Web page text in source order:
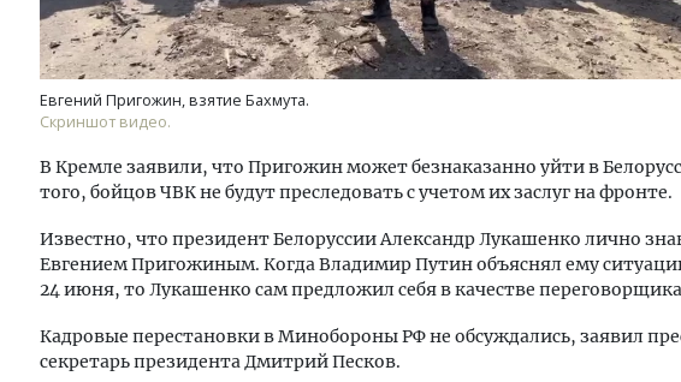
Евгений Пригожин, взятие Бахмута.
Скриншот видео.
В Кремле заявили, что Пригожин может безнаказанно уйти в
того, бойцов ЧВК не будут преследовать с учетом их заслуг на фронте.
Известно, что президент Белоруссии Александр Лукашенко лично
Евгением Пригожиным. Когда Владимир Путин объяснял ему
24 июня, то Лукашенко сам предложил себя в качестве
Кадровые перестановки в Минобороны РФ не обсуждались, заявил
секретарь президента Дмитрий Песков.
Ищем новые берега. Гендиректор
«Жилищной инициативы» Юрий
оставаться на плаву, когда рынок
СТРОИТЕЛЬСТВО
Архитектурный код
земли. Мощение